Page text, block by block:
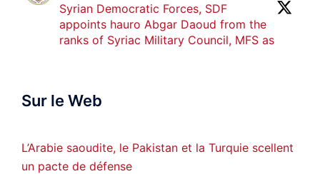
Syrian Democratic Forces, SDF
appoints hauro Abgar Daoud from the
ranks of Syriac Military Council, MFS as
ܟܫܝܪܘܬܐ ܒܘܠܝܬܐ ܚܘܪܐ ܐܒܓܪ
Amitiés kurdes de Bretagne a retweeté
Sur le Web
L’Arabie saoudite, le Pakistan et la Turquie scellent
un pacte de défense